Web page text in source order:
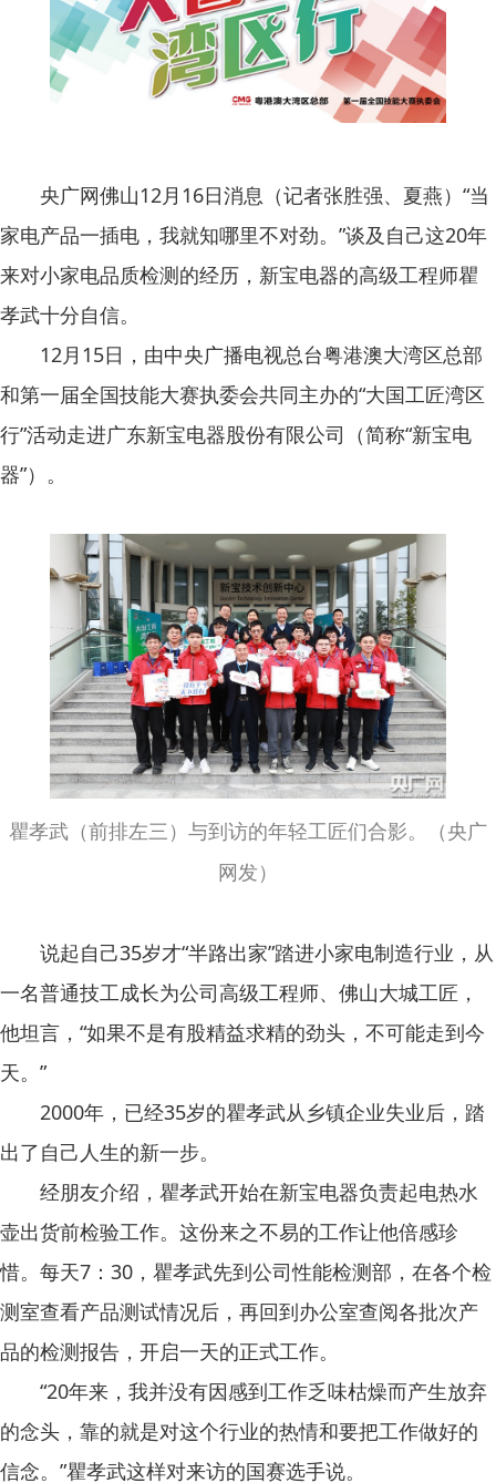
央广网佛山12月16日消息（记者张胜强、夏燕）“当
家电产品一插电，我就知哪里不对劲。”谈及自己这20年
来对小家电品质检测的经历，新宝电器的高级工程师瞿
孝武十分自信。
12月15日，由中央广播电视总台粤港澳大湾区总部
和第一届全国技能大赛执委会共同主办的“大国工匠湾区
行”活动走进广东新宝电器股份有限公司（简称“新宝电
器”）。
瞿孝武（前排左三）与到访的年轻工匠们合影。（央广
网发）
说起自己35岁才“半路出家”踏进小家电制造行业，从
一名普通技工成长为公司高级工程师、佛山大城工匠，
他坦言，“如果不是有股精益求精的劲头，不可能走到今
天。”
2000年，已经35岁的瞿孝武从乡镇企业失业后，踏
出了自己人生的新一步。
经朋友介绍，瞿孝武开始在新宝电器负责起电热水
壶出货前检验工作。这份来之不易的工作让他倍感珍
惜。每天7：30，瞿孝武先到公司性能检测部，在各个检
测室查看产品测试情况后，再回到办公室查阅各批次产
品的检测报告，开启一天的正式工作。
“20年来，我并没有因感到工作乏味枯燥而产生放弃
的念头，靠的就是对这个行业的热情和要把工作做好的
信念。”瞿孝武这样对来访的国赛选手说。